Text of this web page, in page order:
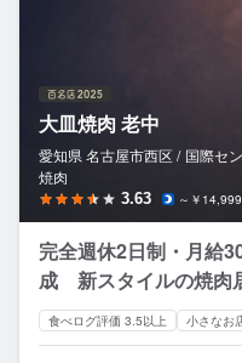
大皿焼肉 老中
愛知県 名古屋市西区 / 国際セ
焼肉
3.63 ～￥14,999
完全週休2日制・月給
成 新スタイルの焼肉
食べログ評価 3.5以上 小さなお